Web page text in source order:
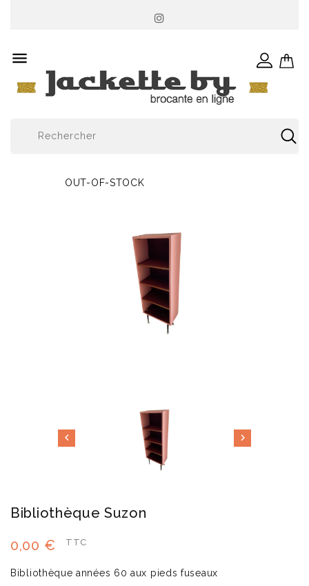

OUT-OF-STOCK
 
Bibliothèque Suzon
0,00 €
TTC
Bibliothèque années 60 aux pieds fuseaux